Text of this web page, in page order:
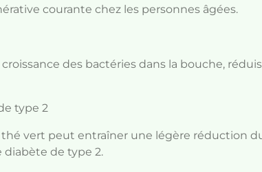
courante chez les personnes âgées.
des bactéries dans la bouche,
type 2
vert peut entraîner une légère réduction
diabète de type 2.